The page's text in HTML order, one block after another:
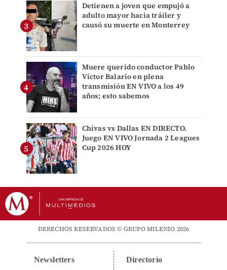
Detienen a joven que empujó a
adulto mayor hacia tráiler y
causó su muerte en Monterrey
Muere querido conductor Pablo
Víctor Balario en plena
transmisión EN VIVO a los 49
años; esto sabemos
Chivas vs Dallas EN DIRECTO.
Juego EN VIVO Jornada 2 Leagues
Cup 2026 HOY
DERECHOS RESERVADOS © GRUPO MILENIO 2026
Newsletters Directorio